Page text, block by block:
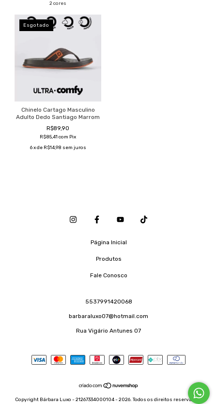
2 cores
Esgotado
Chinelo Cartago Masculino
Adulto Dedo Santiago Marrom
R$89,90
R$85,41 com Pix
6 x de R$14,98 sem juros
Página Inicial
Produtos
Fale Conosco
5537991420068
barbaraluxo07@hotmail.com
Rua Vigário Antunes 07
Copyright Bárbara Luxo - 21267334000104 - 2026. Todos os direitos reservados.